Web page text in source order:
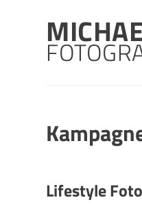
Lifestyle